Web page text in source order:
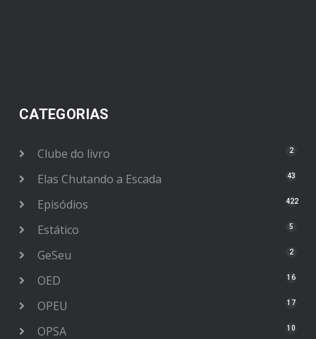
CATEGORIAS
Clube do livro 2
Elas Chutando a Escada 43
Episódios 422
Estático 5
GeSeu 2
OED 16
OPEU 17
OPSA 10